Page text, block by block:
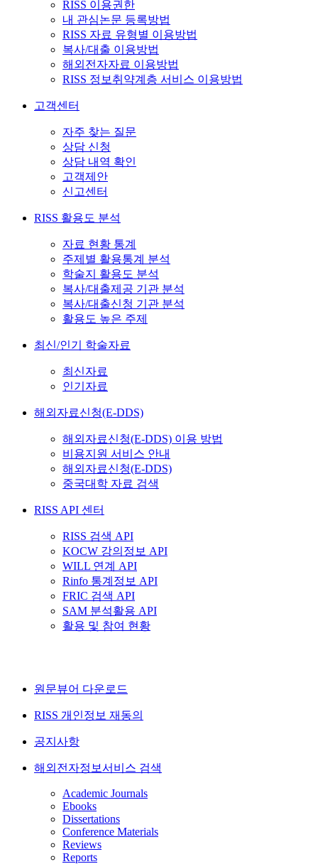
RISS 이용권한
내 관심논문 등록방법
RISS 자료 유형별 이용방법
복사/대출 이용방법
해외전자자료 이용방법
RISS 정보취약계층 서비스 이용방법
고객센터
자주 찾는 질문
상담 신청
상담 내역 확인
고객제안
신고센터
RISS 활용도 분석
자료 현황 통계
주제별 활용통계 분석
학술지 활용도 분석
복사/대출제공 기관 분석
복사/대출신청 기관 분석
활용도 높은 주제
최신/인기 학술자료
최신자료
인기자료
해외자료신청(E-DDS)
해외자료신청(E-DDS) 이용 방법
비용지원 서비스 안내
해외자료신청(E-DDS)
중국대학 자료 검색
RISS API 센터
RISS 검색 API
KOCW 강의정보 API
WILL 연계 API
Rinfo 통계정보 API
FRIC 검색 API
SAM 분석활용 API
활용 및 참여 현황
원문뷰어 다운로드
RISS 개인정보 재동의
공지사항
해외전자정보서비스 검색
Academic Journals
Ebooks
Dissertations
Conference Materials
Reviews
Reports